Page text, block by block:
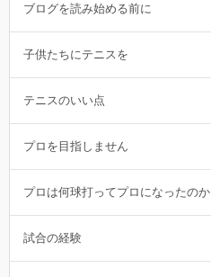
ブログを読み始める前に
子供たちにテニスを
テニスのいい点
プロを目指しません
プロは何球打ってプロになったのか
試合の経験